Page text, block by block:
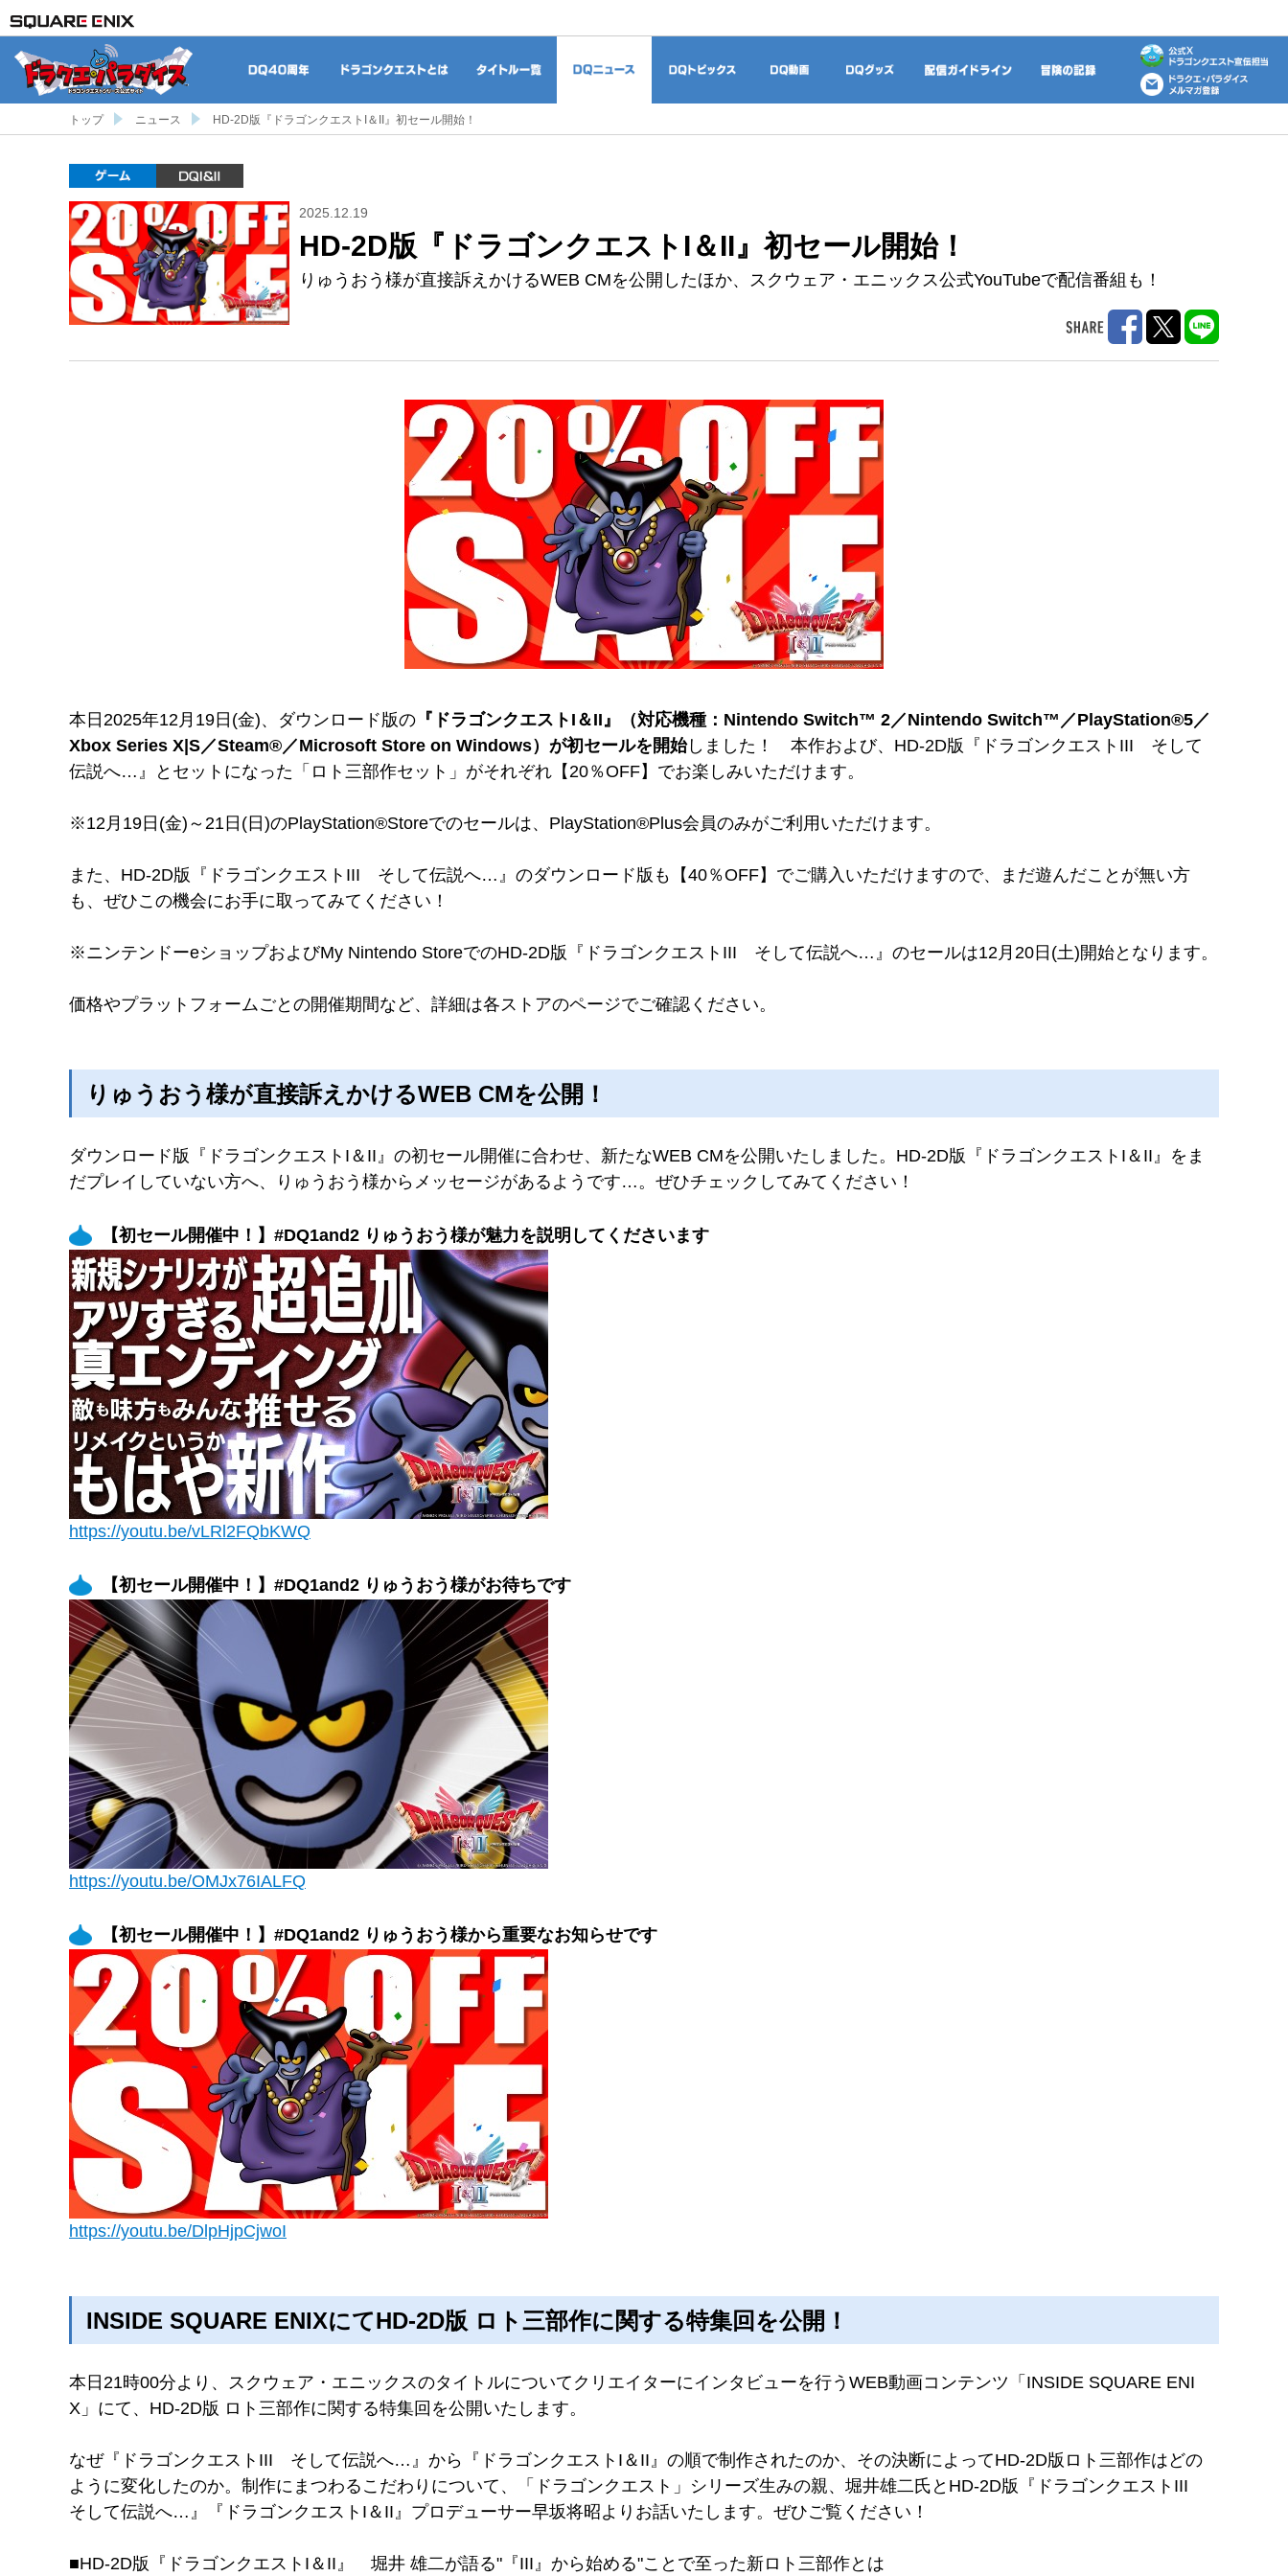
冒険の記録
トップ ニュース HD-2D版『ドラゴンクエストI＆II』初セール開始！
ゲーム
2025.12.19
HD-2D版『ドラゴンクエストI＆II』初セール開始！
りゅうおう様が直接訴えかけるWEB CMを公開したほか、スクウェア・エニックス公式YouTubeで配信番組も！
本日2025年12月19日(金)、ダウンロード版の 『ドラゴンクエストI＆II』（対応機種：Nintendo Switch™ 2／Nintendo Switch™／PlayStation®5／
Xbox Series X|S／Steam®／Microsoft Store on Windows）が初セールを開始しました！ 本作および、HD-2D版『ドラゴンクエストIII そして
伝説へ…』とセットになった「ロト三部作セット」がそれぞれ【20％OFF】でお楽しみいただけます。
※12月19日(金)～21日(日)のPlayStation®Storeでのセールは、PlayStation®Plus会員のみがご利用いただけます。
また、HD-2D版『ドラゴンクエストIII そして伝説へ…』のダウンロード版も【40％OFF】でご購入いただけますので、まだ遊んだことが無い方
も、ぜひこの機会にお手に取ってみてください！
※ニンテンドーeショップおよびMy Nintendo StoreでのHD-2D版『ドラゴンクエストIII そして伝説へ…』のセールは12月20日(土)開始となります。
価格やプラットフォームごとの開催期間など、詳細は各ストアのページでご確認ください。
りゅうおう様が直接訴えかけるWEB CMを公開！
ダウンロード版『ドラゴンクエストI＆II』の初セール開催に合わせ、新たなWEB CMを公開いたしました。HD-2D版『ドラゴンクエストI＆II』をま
だプレイしていない方へ、りゅうおう様からメッセージがあるようです…。ぜひチェックしてみてください！
【初セール開催中！】#DQ1and2 りゅうおう様が魅力を説明してくださいます
https://youtu.be/vLRl2FQbKWQ
【初セール開催中！】#DQ1and2 りゅうおう様がお待ちです
https://youtu.be/OMJx76IALFQ
【初セール開催中！】#DQ1and2 りゅうおう様から重要なお知らせです
https://youtu.be/DlpHjpCjwoI
INSIDE SQUARE ENIXにてHD-2D版 ロト三部作に関する特集回を公開！
本日21時00分より、 スクウェア・エニックスのタイトルについてクリエイターにインタビューを行うWEB動画コンテンツ「INSIDE SQUARE ENI
X」にて、HD-2D版 ロト三部作に関する特集回を公開いたします。
なぜ『ドラゴンクエストIII そして伝説へ…』から『ドラゴンクエストI＆II』の順で制作されたのか、その決断によってHD-2D版ロト三部作はどの
ように変化したのか。制作にまつわるこだわりについて、「ドラゴンクエスト」シリーズ生みの親、堀井雄二氏と HD-2D版『ドラゴンクエストIII
そして伝説へ…』『ドラゴンクエストI＆II』プロデューサー早坂将昭よりお話いたします。ぜひご覧ください！
■HD-2D版『ドラゴンクエストI＆II』 堀井 雄二が語る"『III』から始める"ことで至った新ロト三部作とは